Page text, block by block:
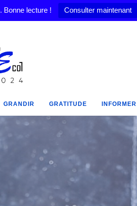
Bonne lecture ! Consulter maintenant
GRANDIR GRATITUDE INFORMER